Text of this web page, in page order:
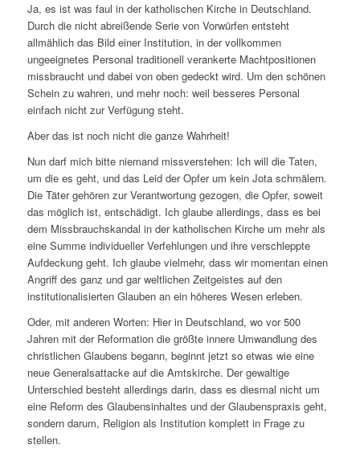
Ja, es ist was faul in der katholischen Kirche in Deutschland.
Durch die nicht abreißende Serie von Vorwürfen entsteht
allmählich das Bild einer Institution, in der vollkommen
ungeeignetes Personal traditionell verankerte Machtpositionen
missbraucht und dabei von oben gedeckt wird. Um den schönen
Schein zu wahren, und mehr noch: weil besseres Personal
einfach nicht zur Verfügung steht.
Aber das ist noch nicht die ganze Wahrheit!
Nun darf mich bitte niemand missverstehen: Ich will die Taten,
um die es geht, und das Leid der Opfer um kein Jota schmälern.
Die Täter gehören zur Verantwortung gezogen, die Opfer, soweit
das möglich ist, entschädigt. Ich glaube allerdings, dass es bei
dem Missbrauchskandal in der katholischen Kirche um mehr als
eine Summe individueller Verfehlungen und ihre verschleppte
Aufdeckung geht. Ich glaube vielmehr, dass wir momentan einen
Angriff des ganz und gar weltlichen Zeitgeistes auf den
institutionalisierten Glauben an ein höheres Wesen erleben.
Oder, mit anderen Worten: Hier in Deutschland, wo vor 500
Jahren mit der Reformation die größte innere Umwandlung des
christlichen Glaubens begann, beginnt jetzt so etwas wie eine
neue Generalsattacke auf die Amtskirche. Der gewaltige
Unterschied besteht allerdings darin, dass es diesmal nicht um
eine Reform des Glaubensinhaltes und der Glaubenspraxis geht,
sondern darum, Religion als Institution komplett in Frage zu
stellen.